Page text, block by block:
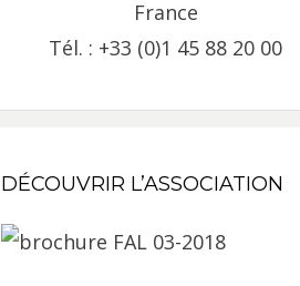
France
Tél. : +33 (0)1 45 88 20 00
DÉCOUVRIR L’ASSOCIATION